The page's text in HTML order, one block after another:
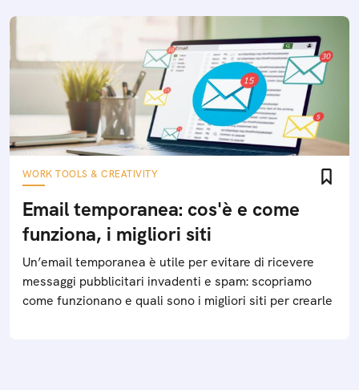
WORK TOOLS & CREATIVITY
Email temporanea: cos'è e come
funziona, i migliori siti
Un’email temporanea è utile per evitare di ricevere
messaggi pubblicitari invadenti e spam: scopriamo
come funzionano e quali sono i migliori siti per crearle